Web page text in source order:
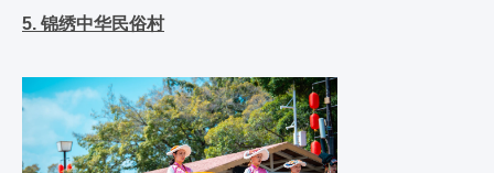
5. 锦绣中华民俗村